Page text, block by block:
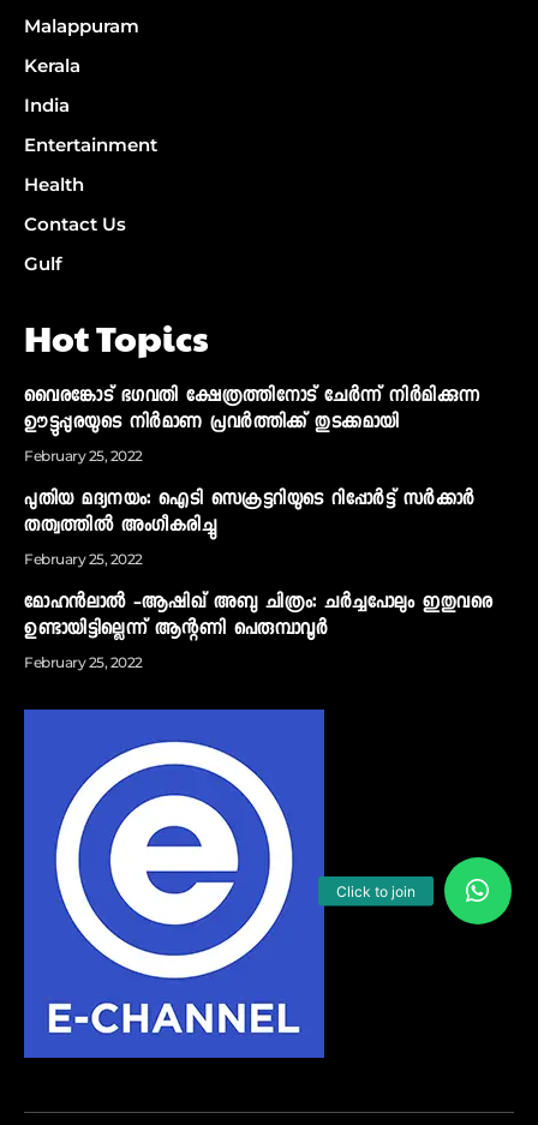
Malappuram
Kerala
India
Entertainment
Health
Contact Us
Gulf
Hot Topics
വൈരങ്കോട് ഭഗവതി ക്ഷേത്രത്തിനോട് ചേര്‍ന്ന് നിര്‍മിക്കുന്ന
ഊട്ടുപ്പുരയുടെ നിര്‍മാണ പ്രവര്‍ത്തിക്ക് തുടക്കമായി
February 25, 2022
പുതിയ മദ്യനയം: ഐടി സെക്രട്ടറിയുടെ റിപ്പോര്‍ട്ട് സര്‍ക്കാര്‍
തത്വത്തില്‍ അംഗീകരിച്ചു
February 25, 2022
മോഹന്‍ലാല്‍ -ആഷിഖ് അബു ചിത്രം: ചര്‍ച്ചപോലും ഇതുവരെ
ഉണ്ടായിട്ടില്ലെന്ന് ആന്റണി പെരുമ്പാവൂര്‍
February 25, 2022